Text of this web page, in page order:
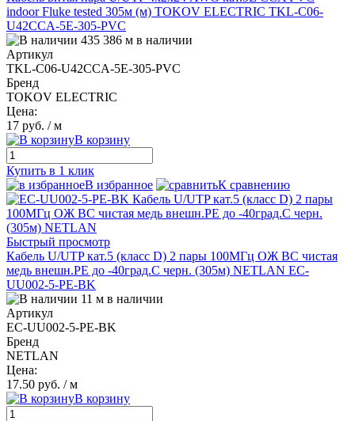
indoor Fluke tested 305м (м) TOKOV ELECTRIC TKL-C06-
U42CCA-5E-305-PVC
435 386 м в наличии
Артикул
TKL-C06-U42CCA-5E-305-PVC
Бренд
TOKOV ELECTRIC
Цена:
17 руб. / м
В корзину
Купить в 1 клик
В избранное
К сравнению
Быстрый просмотр
Кабель U/UTP кат.5 (класс D) 2 пары 100МГц ОЖ BC чистая
медь внешн.PE до -40град.C черн. (305м) NETLAN EC-
UU002-5-PE-BK
11 м в наличии
Артикул
EC-UU002-5-PE-BK
Бренд
NETLAN
Цена:
17.50 руб. / м
В корзину